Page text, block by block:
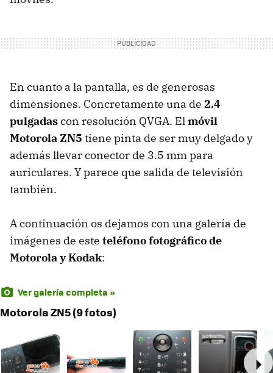
En cuanto a la pantalla, es de generosas
dimensiones. Concretamente una de 2.4
pulgadascon resolución QVGA. Elmóvil
Motorola ZN5 tiene pinta de ser muy delgado y
además llevar conector de 3.5 mm para
auriculares. Y parece que salida de televisión
también.
A continuación os dejamos con una galería de
imágenes de este teléfono fotográfico de
Motorola y Kodak:
Ver galería completa »
Motorola ZN5 (9 fotos)